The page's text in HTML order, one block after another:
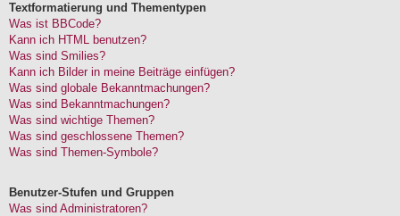
Textformatierung und Thementypen
Was ist BBCode?
Kann ich HTML benutzen?
Was sind Smilies?
Kann ich Bilder in meine Beiträge einfügen?
Was sind globale Bekanntmachungen?
Was sind Bekanntmachungen?
Was sind wichtige Themen?
Was sind geschlossene Themen?
Was sind Themen-Symbole?
Benutzer-Stufen und Gruppen
Was sind Administratoren?